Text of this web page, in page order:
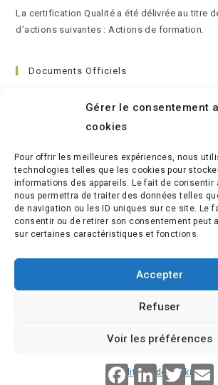
Gérer le consentement
cookies
Pour offrir les meilleures expériences, nous
technologies telles que les cookies pour
informations des appareils. Le fait de consentir
nous permettra de traiter des données telles
de navigation ou les ID uniques sur ce site. Le
consentir ou de retirer son consentement peut
sur certaines caractéristiques et fonctions.
Accepter
Refuser
Voir les préférences
Politique de cookies
La certification Qualité a été délivrée au titre
d’actions suivantes : Actions de formation.
Documents Officiels
Règlement Intérieur
Charte du Formateur
Médiateur de la consommation
Indicateurs Qualité
dans
un
nouvel
dans
un
nouvel
dans
un
nouvel
un
© LES JARDINIERS DE
F
a
L
i
T
w